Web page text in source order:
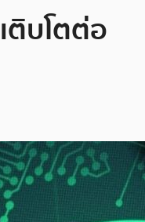
ติบโตต่อ